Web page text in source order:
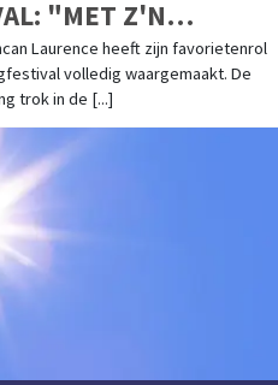
"MET Z'N
EUROPA
Laurence heeft zijn favorietenrol
volledig waargemaakt. De
trok in de [...]